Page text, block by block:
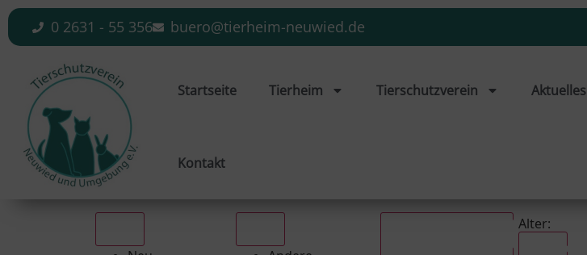
0 2631 - 55 356 buero@tierheim-neuwied.de
Startseite Tierheim Tierschutzverein Aktuelles
Kontakt
Alter: